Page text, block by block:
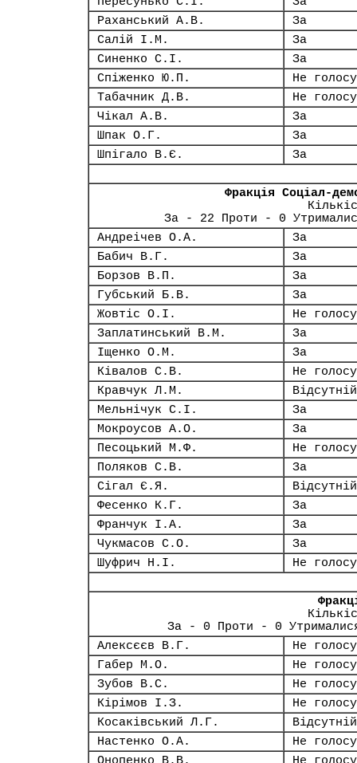
Раханський А.В.
За
Салій І.М.
За
Синенко С.І.
За
Спіженко Ю.П.
Не
Табачник Д.В.
Не
Чікал А.В.
За
Шпак О.Г.
За
Шпігало В.Є.
За
Фракція Соціал-
За - 22 Проти - 0
Андреічев О.А.
За
Бабич В.Г.
За
Борзов В.П.
За
Губський Б.В.
За
Жовтіс О.І.
Не
Заплатинський В.М.
За
Іщенко О.М.
За
Ківалов С.В.
Не
Кравчук Л.М.
Відсутній
Мельнічук С.І.
За
Мокроусов А.О.
За
Песоцький М.Ф.
Не
Поляков С.В.
За
Сігал Є.Я.
Відсутній
Фесенко К.Г.
За
Франчук І.А.
За
Чукмасов С.О.
За
Шуфрич Н.І.
Не
За - 0 Проти - 0
Алексєєв В.Г.
Не
Габер М.О.
Не
Зубов В.С.
Не
Кірімов І.З.
Не
Косаківський Л.Г.
Відсутній
Настенко О.А.
Не